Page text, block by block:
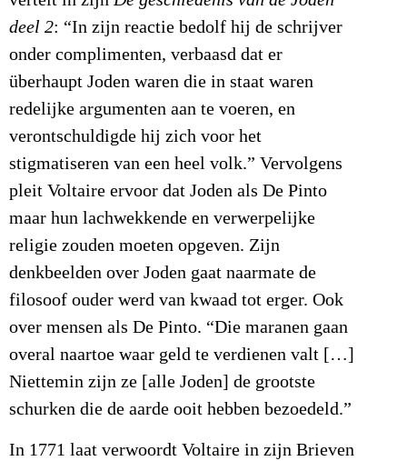
deel 2: “In zijn reactie bedolf hij de schrijver
onder complimenten, verbaasd dat er
überhaupt Joden waren die in staat waren
redelijke argumenten aan te voeren, en
verontschuldigde hij zich voor het
stigmatiseren van een heel volk.” Vervolgens
pleit Voltaire ervoor dat Joden als De Pinto
maar hun lachwekkende en verwerpelijke
religie zouden moeten opgeven. Zijn
denkbeelden over Joden gaat naarmate de
filosoof ouder werd van kwaad tot erger. Ook
over mensen als De Pinto. “Die maranen gaan
overal naartoe waar geld te verdienen valt […]
Niettemin zijn ze [alle Joden] de grootste
schurken die de aarde ooit hebben bezoedeld.”
In 1771 laat verwoordt Voltaire in zijn Brieven